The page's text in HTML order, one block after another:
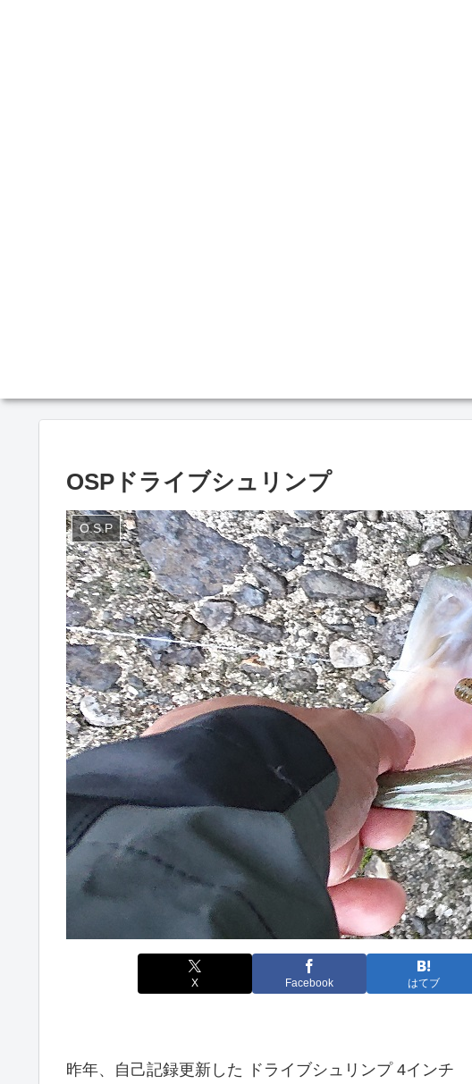
OSPドライブシュリンプ
O.S.P
X Facebook はてブ
昨年、自己記録更新した ドライブシュリンプ 4インチ